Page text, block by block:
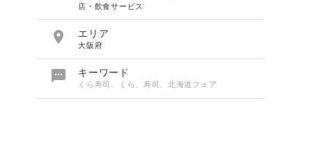
店・飲食サービス
 エリア
大阪府
 キーワード
くら寿司、くら、寿司、北海道フェア